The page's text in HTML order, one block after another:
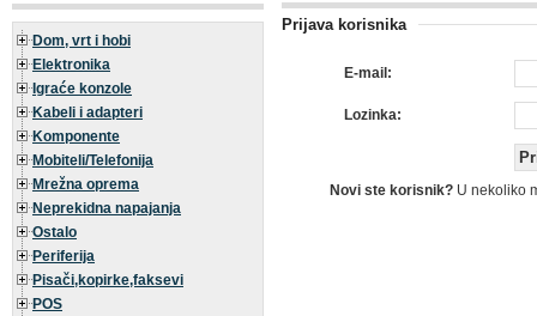
Dom, vrt i hobi
Elektronika
Igraće konzole
Kabeli i adapteri
Komponente
Mobiteli/Telefonija
Mrežna oprema
Neprekidna napajanja
Ostalo
Periferija
Pisači,kopirke,faksevi
POS
Prijava korisnika
E-mail:
Lozinka:
Novi ste korisnik? U nekoliko